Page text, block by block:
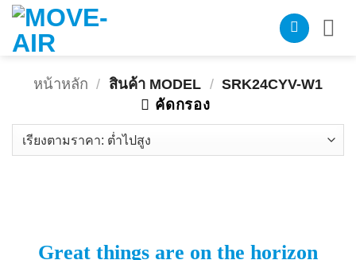
ข้าม
ยัง
เนื้อหาหน้าหลัก / สินค้า MODEL / SRK24CYV-W1
คัดกรอง
Great things are on the horizon